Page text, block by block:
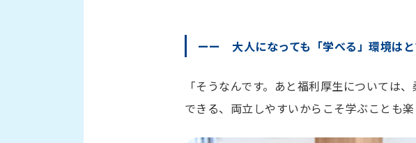
ーー 大人になっても「学べる」環境はと
「そうなんです。あと福利厚生については
できる、両立しやすいからこそ学ぶことも